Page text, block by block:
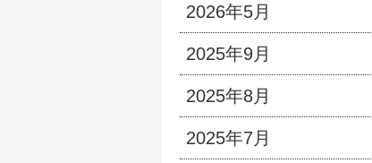
2026年5月
2025年9月
2025年8月
2025年7月